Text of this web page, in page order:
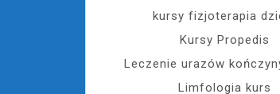
kursy fizjoterapia
Kursy Propedis
Leczenie urazów
Limfologia kurs